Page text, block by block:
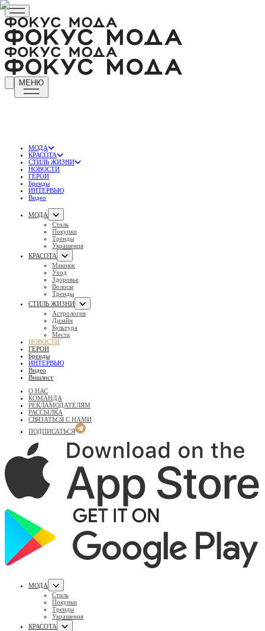
МЕНЮ
МОДА
КРАСОТА
СТИЛЬ ЖИЗНИ
НОВОСТИ
ГЕРОИ
Бренды
ИНТЕРВЬЮ
Видео
МОДА
Стиль
Покупки
Тренды
Украшения
КРАСОТА
Макияж
Уход
Здоровье
Волосы
Тренды
СТИЛЬ ЖИЗНИ
Астрология
Дизайн
Культура
Места
НОВОСТИ
ГЕРОИ
Бренды
ИНТЕРВЬЮ
Видео
Вишлист
О НАС
КОМАНДА
РЕКЛАМОДАТЕЛЯМ
РАССЫЛКА
СВЯЗАТЬСЯ С НАМИ
ПОДПИСАТЬСЯ
МОДА
Стиль
Покупки
Тренды
Украшения
КРАСОТА